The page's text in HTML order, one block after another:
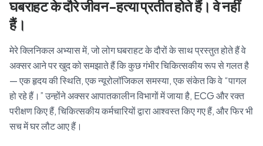
घबराहट के दौरे जीवन-हत्या प्रतीत होते हैं। वे नहीं
हैं।
मेरे क्लिनिकल अभ्यास में, जो लोग घबराहट के दौरों के साथ प्रस्तुत होते हैं वे
अक्सर आने पर खुद को समझाते हैं कि कुछ गंभीर चिकित्सकीय रूप से गलत है
— एक हृदय की स्थिति, एक न्यूरोलॉजिकल समस्या, एक संकेत कि वे “पागल
हो रहे हैं।” उन्होंने अक्सर आपातकालीन विभागों में जाया है, ECG और रक्त
परीक्षण किए हैं, चिकित्सकीय कर्मचारियों द्वारा आश्वस्त किए गए हैं, और फिर भी
सच में घर लौट आए हैं।